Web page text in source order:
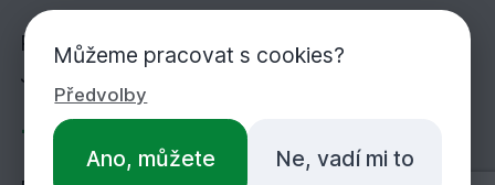
Potřebujete poradit?
Jsme tu pro Vás!
+420 283 933 452
Můžeme pracovat s cookies?
Předvolby
Ano, můžete Ne, vadí mi to